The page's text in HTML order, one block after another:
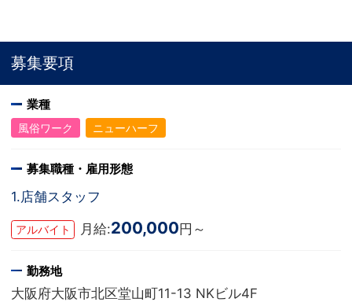
募集要項
業種
風俗ワーク ニューハーフ
募集職種・雇用形態
1.店舗スタッフ
アルバイト 月給:200,000円～
勤務地
大阪府大阪市北区堂山町11-13 NKビル4F